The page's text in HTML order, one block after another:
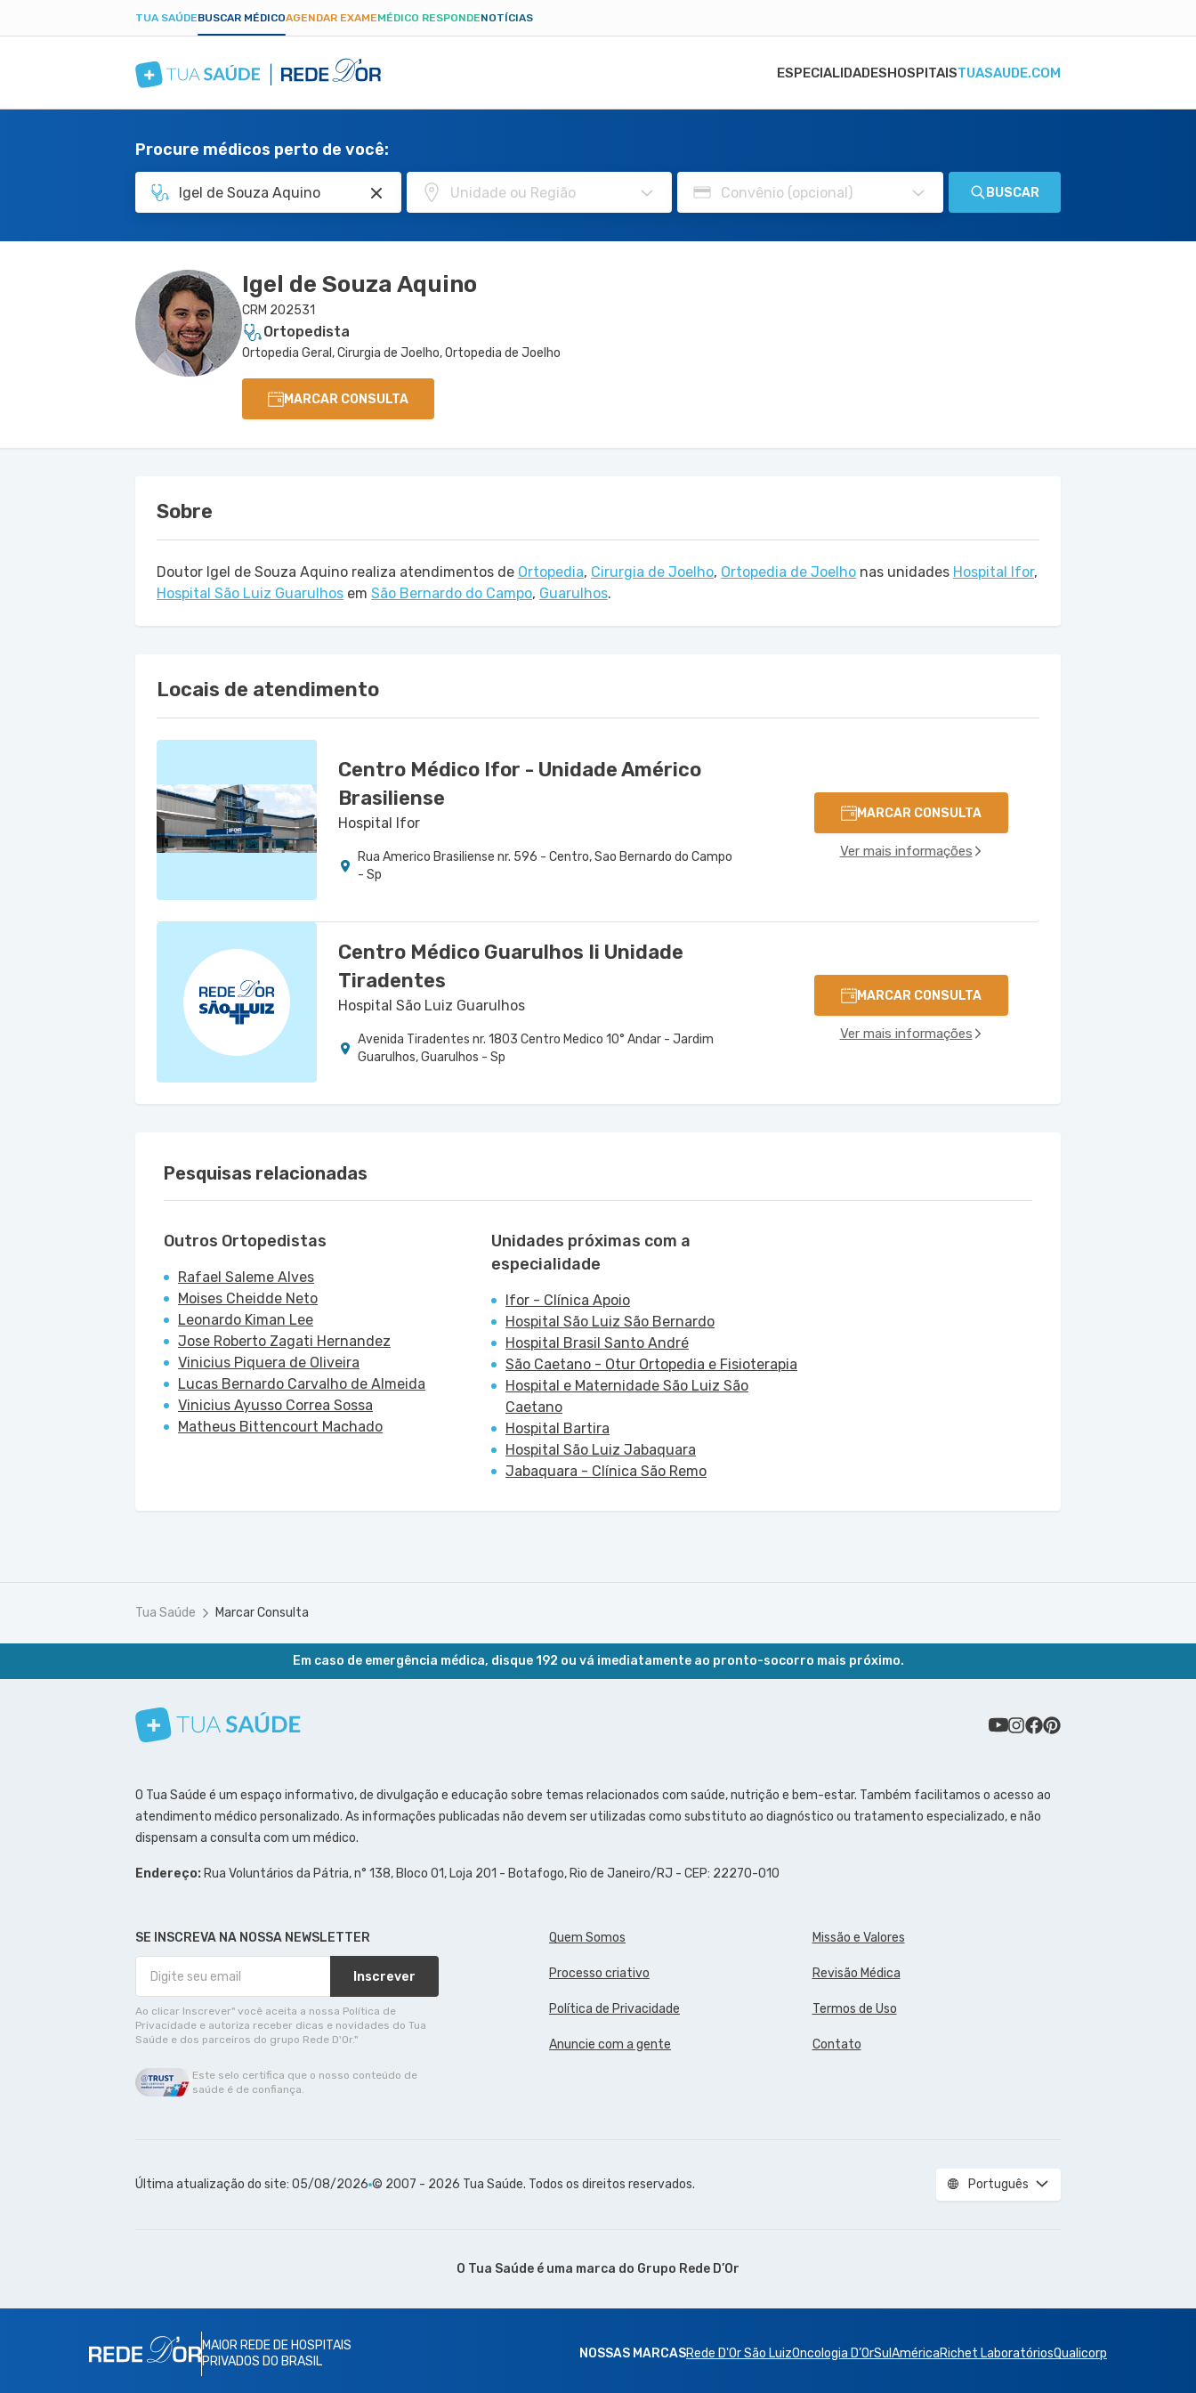
TUA SAÚDEBUSCAR MÉDICOAGENDAR EXAMEMÉDICO RESPONDENOTÍCIAS
ESPECIALIDADESHOSPITAISTUASAUDE.COM
Procure médicos perto de você:
BUSCAR
Igel de Souza Aquino
CRM 202531
Ortopedista
Ortopedia Geral, Cirurgia de Joelho, Ortopedia de Joelho
MARCAR CONSULTA
Sobre
Doutor Igel de Souza Aquino realiza atendimentos de Ortopedia, Cirurgia de Joelho, Ortopedia de Joelho nas unidades Hospital Ifor,
Hospital São Luiz Guarulhos em São Bernardo do Campo, Guarulhos.
Locais de atendimento
Centro Médico Ifor - Unidade Américo
Brasiliense
Hospital Ifor
Rua Americo Brasiliense nr. 596 - Centro, Sao Bernardo do Campo
- Sp
MARCAR CONSULTA
Ver mais informações
Centro Médico Guarulhos Ii Unidade
Tiradentes
Hospital São Luiz Guarulhos
Avenida Tiradentes nr. 1803 Centro Medico 10° Andar - Jardim
Guarulhos, Guarulhos - Sp
MARCAR CONSULTA
Ver mais informações
Pesquisas relacionadas
Outros Ortopedistas
Rafael Saleme Alves
Moises Cheidde Neto
Leonardo Kiman Lee
Jose Roberto Zagati Hernandez
Vinicius Piquera de Oliveira
Lucas Bernardo Carvalho de Almeida
Vinicius Ayusso Correa Sossa
Matheus Bittencourt Machado
Unidades próximas com a
especialidade
Ifor - Clínica Apoio
Hospital São Luiz São Bernardo
Hospital Brasil Santo André
São Caetano - Otur Ortopedia e Fisioterapia
Hospital e Maternidade São Luiz São
Caetano
Hospital Bartira
Hospital São Luiz Jabaquara
Jabaquara - Clínica São Remo
Tua Saúde Marcar Consulta
Em caso de emergência médica, disque 192 ou vá imediatamente ao pronto-socorro mais próximo.
Conheça nosso canal
Siga a gente no Instagram
Siga a gente no Facebook
Siga a gente no Pinterest
O Tua Saúde é um espaço informativo, de divulgação e educação sobre temas relacionados com saúde, nutrição e bem-estar. Também facilitamos o acesso ao
atendimento médico personalizado. As informações publicadas não devem ser utilizadas como substituto ao diagnóstico ou tratamento especializado, e não
dispensam a consulta com um médico.
Endereço: Rua Voluntários da Pátria, n° 138, Bloco 01, Loja 201 - Botafogo, Rio de Janeiro/RJ - CEP: 22270-010
SE INSCREVA NA NOSSA NEWSLETTER
Inscrever
Ao clicar Inscrever" você aceita a nossa Política de
Privacidade e autoriza receber dicas e novidades do Tua
Saúde e dos parceiros do grupo Rede D'Or."
Quem Somos Missão e Valores
Processo criativo Revisão Médica
Política de Privacidade Termos de Uso
Anuncie com a gente Contato
Este selo certifica que o nosso conteúdo de
saúde é de confiança.
Última atualização do site: 05/08/2026 © 2007 - 2026 Tua Saúde. Todos os direitos reservados. Português
O Tua Saúde é uma marca do Grupo Rede D’Or
MAIOR REDE DE HOSPITAIS
PRIVADOS DO BRASIL
NOSSAS MARCASRede D'Or São LuizOncologia D’OrSulAméricaRichet LaboratóriosQualicorp